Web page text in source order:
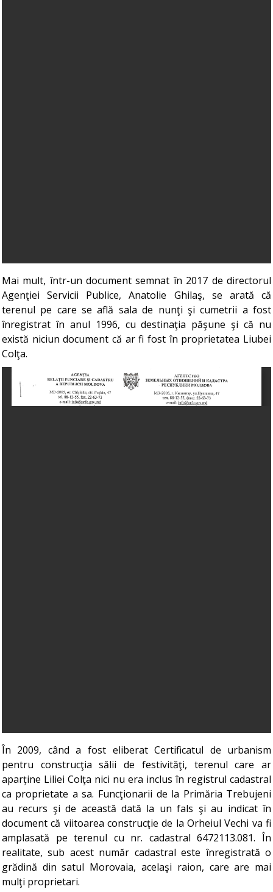
Mai mult, într-un document semnat în 2017 de directorul
Agenţiei Servicii Publice, Anatolie Ghilaş, se arată că
terenul pe care se află sala de nunţi şi cumetrii a fost
înregistrat în anul 1996, cu destinaţia păşune şi că nu
există niciun document că ar fi fost în proprietatea Liubei
Colţa.
În 2009, când a fost eliberat Certificatul de urbanism
pentru construcţia sălii de festivităţi, terenul care ar
aparține Liliei Colţa nici nu era inclus în registrul cadastral
ca proprietate a sa. Funcţionarii de la Primăria Trebujeni
au recurs şi de această dată la un fals şi au indicat în
document că viitoarea construcţie de la Orheiul Vechi va fi
amplasată pe terenul cu nr. cadastral 6472113.081. În
realitate, sub acest număr cadastral este înregistrată o
grădină din satul Morovaia, acelaşi raion, care are mai
mulţi proprietari.